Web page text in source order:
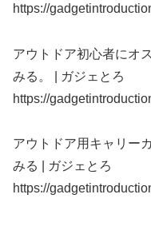
https://
アウトドア初心者にオ
みる。 | ガジェとろ
https://
アウトドア用キャリー
みる | ガジェとろ
https://